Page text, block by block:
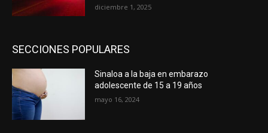
diciembre 1, 2025
SECCIONES POPULARES
Sinaloa a la baja en embarazo
adolescente de 15 a 19 años
mayo 16, 2024